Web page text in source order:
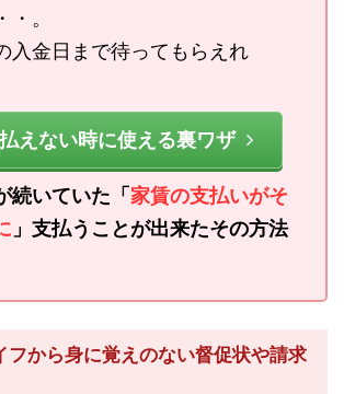
。
入金日まで待ってもらえれ
えない時に使える裏ワザ
続いていた「 家賃の支払いがそ
」支払うことが出来たその方法
フから身に覚えのない督促状や請求